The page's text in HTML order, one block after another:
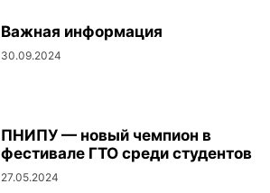
Важная информация
30.09.2024
ПНИПУ — новый чемпион в
фестивале ГТО среди студентов
27.05.2024